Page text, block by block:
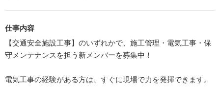
仕事内容
【交通安全施設工事】のいずれかで、施工管理・電気工事・保
守メンテナンスを担う新メンバーを募集中！
電気工事の経験がある方は、すぐに現場で力を発揮できます。